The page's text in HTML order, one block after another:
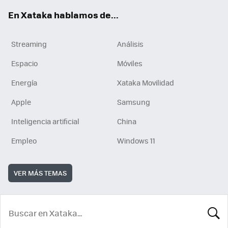
En Xataka hablamos de...
Streaming
Análisis
Espacio
Móviles
Energía
Xataka Movilidad
Apple
Samsung
Inteligencia artificial
China
Empleo
Windows 11
VER MÁS TEMAS